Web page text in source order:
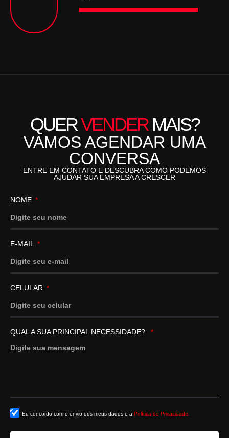
QUERVENDERMAIS?
VAMOS AGENDAR UMA
CONVERSA
ENTRE EM CONTATO E DESCUBRA COMO PODEMOS
AJUDAR SUA EMPRESA A CRESCER
NOME
E-MAIL
CELULAR
QUAL A SUA PRINCIPAL NECESSIDADE?
Eu concordo com o envio dos meus dados e a Política de Privacidade.